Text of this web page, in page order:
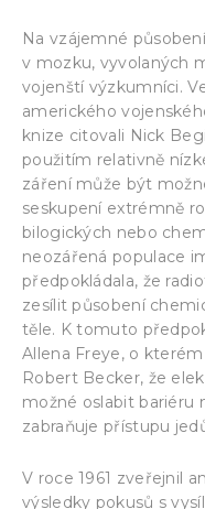
Na vzájemné
v mozku, vyvolaných
vojenští výzkumníci.
amerického
knize citovali Nick
použitím relativně
záření může být
seskupení extrémně
bilogických nebo
neozářená populace
předpokládala, že
zesílit působení
těle. K tomuto
Allena Freye, o
Robert Becker, že
možné oslabit bariéru
zabraňuje přístupu
V roce 1961 zveřejnil
výsledky pokusů s